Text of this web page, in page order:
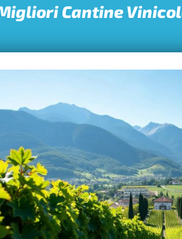
Cantine